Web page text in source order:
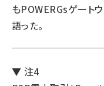
もPOWERGsゲート
語った。
▼ 注4